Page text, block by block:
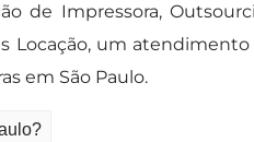
de Impressora,
um
em São Paulo.